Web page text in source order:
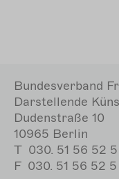
Bundesverband
Darstellende
Dudenstraße 10
10965 Berlin
T 030. 51 56 52
F 030. 51 56 52